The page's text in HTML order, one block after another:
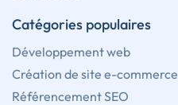
Catégories populaires
Développement web
Création de site e-commerce
Référencement SEO